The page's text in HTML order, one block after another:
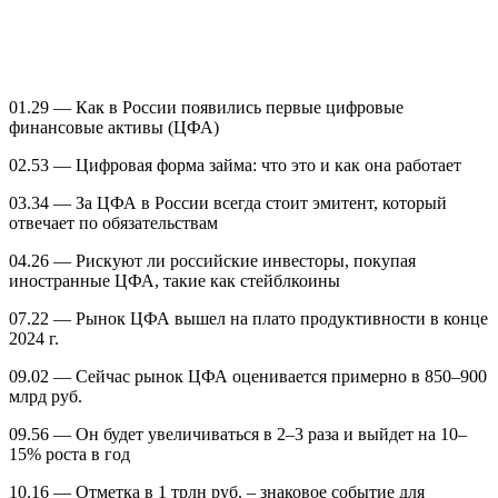
01.29 — Как в России появились первые цифровые
финансовые активы (ЦФА)
02.53 — Цифровая форма займа: что это и как она работает
03.34 — За ЦФА в России всегда стоит эмитент, который
отвечает по обязательствам
04.26 — Рискуют ли российские инвесторы, покупая
иностранные ЦФА, такие как стейблкоины
07.22 — Рынок ЦФА вышел на плато продуктивности в конце
2024 г.
09.02 — Сейчас рынок ЦФА оценивается примерно в 850–900
млрд руб.
09.56 — Он будет увеличиваться в 2–3 раза и выйдет на 10–
15% роста в год
10.16 — Отметка в 1 трлн руб. – знаковое событие для